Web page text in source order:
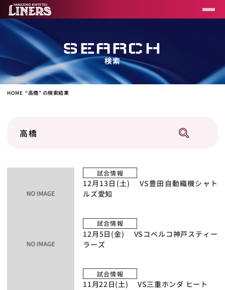
SEARCH
検索
HOME “高橋” の検索結果
試合情報
12月13日(土) VS豊田自動織機シャト
ルズ愛知
試合情報
12月5日(金) VSコベルコ神戸スティー
ラーズ
試合情報
11月22日(土) VS三重ホンダ ヒート